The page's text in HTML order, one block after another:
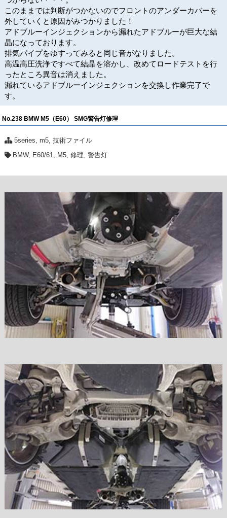
このままでは判断がつかないのでフロントのアンダーカバーを
外していくと原因がみつかりました！
アドブルーインジェクションから漏れたアドブルーが巨大な結
晶になっております。
排気パイプをゆすってみると同じ音がなりました。
高温高圧洗浄ですべて結晶を溶かし、改めてロードテストを行
ったところ異音は消えました。
漏れているアドブルーインジェクションを交換し作業完了で
す。
No.238 BMW M5（E60） SMG警告灯修理
5series ,m5 ,技術ファイル
BMW, E60/61, M5,修理,警告灯